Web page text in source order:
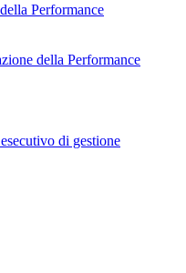
Performance
della Performance
di gestione